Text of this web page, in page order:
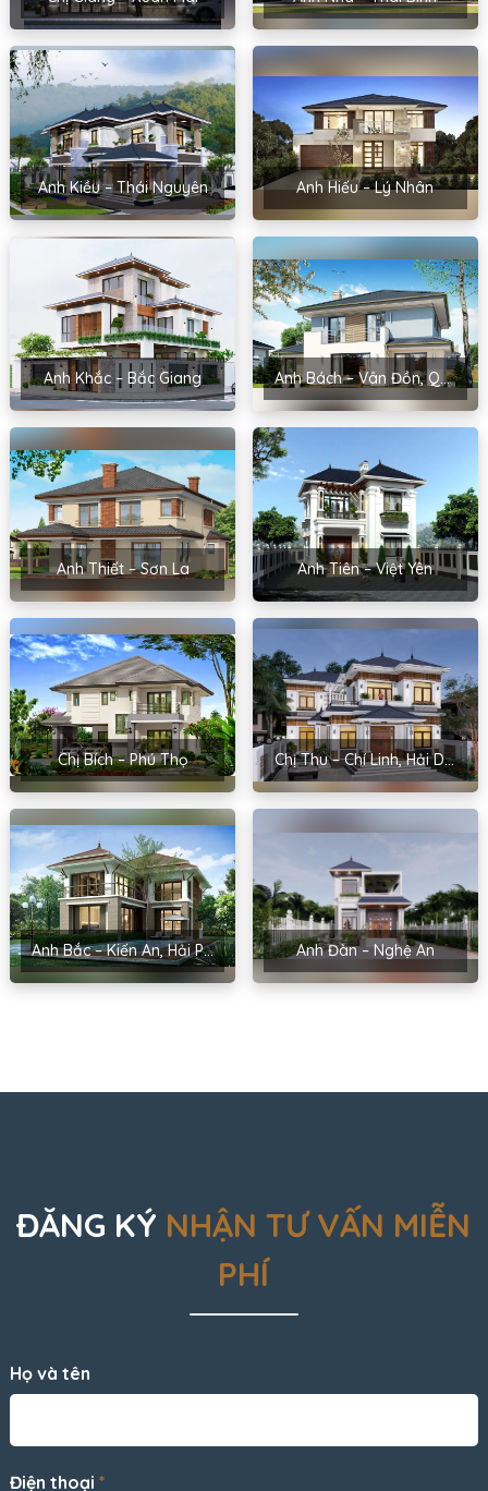
Anh Kiều – Thái Nguyên Anh Hiếu – Lý Nhân
Anh Khắc – Bắc Giang Anh Bách – Vân Đồn, Quảng Ninh
Anh Thiết – Sơn La Anh Tiên – Việt Yên
Chị Bích – Phú Thọ Chị Thu – Chí Linh, Hải Dương
Anh Bắc – Kiến An, Hải Phòng Anh Đàn – Nghệ An
ĐĂNG KÝ NHẬN TƯ VẤN MIỄN
PHÍ
Họ và tên
Điện thoại *